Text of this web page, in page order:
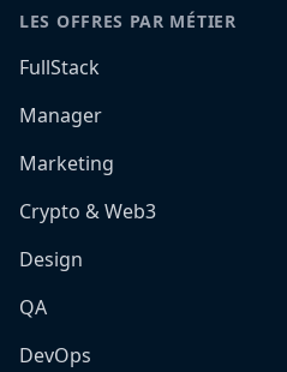
LES OFFRES PAR MÉTIER
FullStack
Manager
Marketing
Crypto & Web3
Design
QA
DevOps